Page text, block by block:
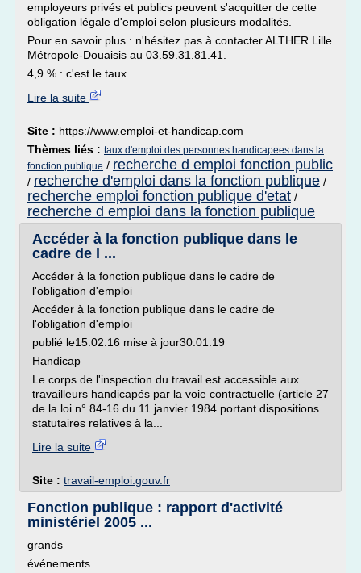
employeurs privés et publics peuvent s'acquitter de cette
obligation légale d'emploi selon plusieurs modalités.
Pour en savoir plus : n'hésitez pas à contacter ALTHER Lille
Métropole-Douaisis au 03.59.31.81.41.
4,9 % : c'est le taux...
Lire la suite
Site : https://www.emploi-et-handicap.com
Thèmes liés : taux d'emploi des personnes handicapees dans la
fonction publique / recherche d emploi fonction public
/ recherche d'emploi dans la fonction publique /
recherche emploi fonction publique d'etat /
recherche d emploi dans la fonction publique
Accéder à la fonction publique dans le
cadre de l ...
Accéder à la fonction publique dans le cadre de
l'obligation d'emploi
Accéder à la fonction publique dans le cadre de
l'obligation d'emploi
publié le15.02.16 mise à jour30.01.19
Handicap
Le corps de l'inspection du travail est accessible aux
travailleurs handicapés par la voie contractuelle (article 27
de la loi n° 84-16 du 11 janvier 1984 portant dispositions
statutaires relatives à la...
Lire la suite
Site : travail-emploi.gouv.fr
Fonction publique : rapport d'activité
ministériel 2005 ...
grands
événements